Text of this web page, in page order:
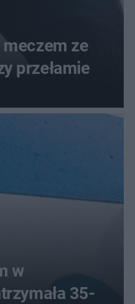
ze
przełamie
w
35-